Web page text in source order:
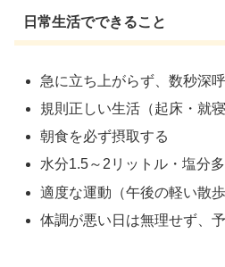
日常生活でできること
急に立ち上がらず、数秒深
規則正しい生活（起床・就
朝食を必ず摂取する
水分1.5～2リットル・塩分
適度な運動（午後の軽い散
体調が悪い日は無理せず、